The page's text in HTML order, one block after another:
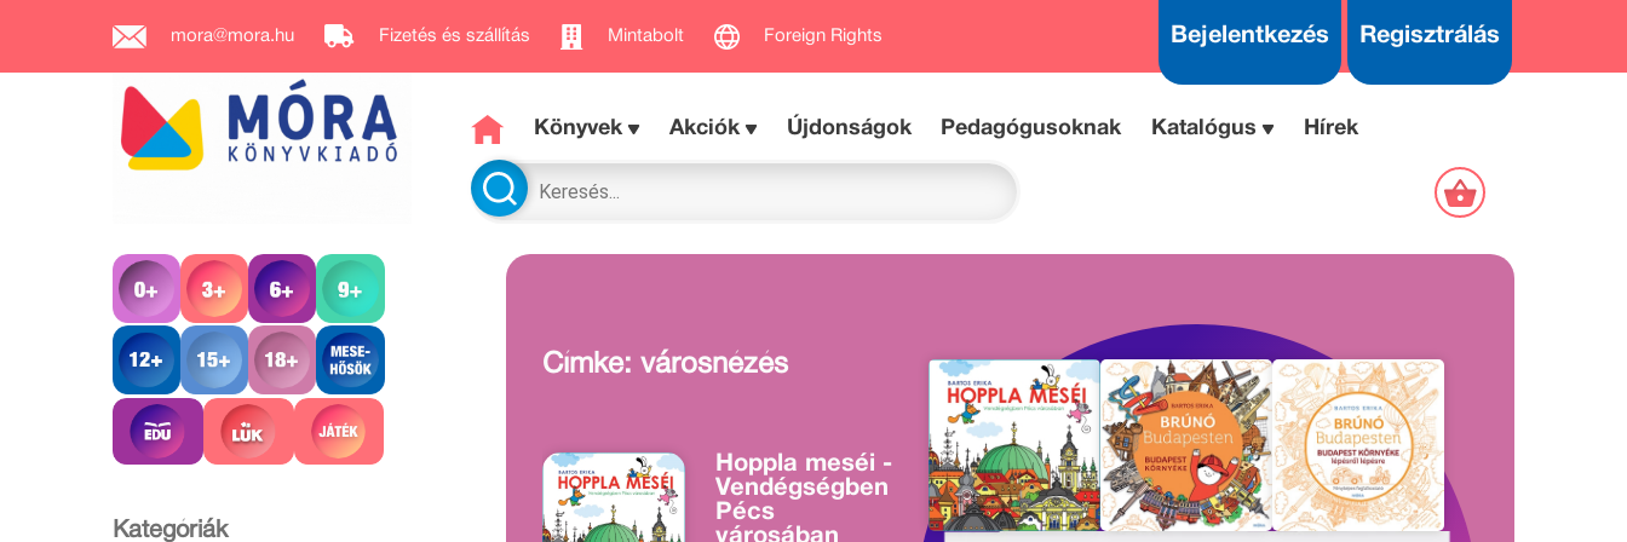
mora@mora.hu Fizetés és szállítás Mintabolt Foreign Rights Bejelentkezés Regisztrálás
Könyvek Akciók Újdonságok Pedagógusoknak Katalógus Hírek
Kategóriák
Címke: városnézés
Hoppla meséi -
Vendégségben
Pécs
városában